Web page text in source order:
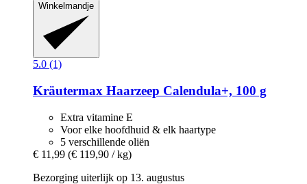
Winkelmandje
5.0 (1)
Kräutermax Haarzeep Calendula+, 100 g
Extra vitamine E
Voor elke hoofdhuid & elk haartype
5 verschillende oliën
€ 11,99 (€ 119,90 / kg)
Bezorging uiterlijk op 13. augustus